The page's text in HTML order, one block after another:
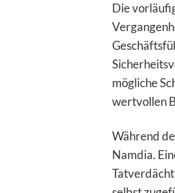
Die
mögliche
wertvollen
Während
Namdia.